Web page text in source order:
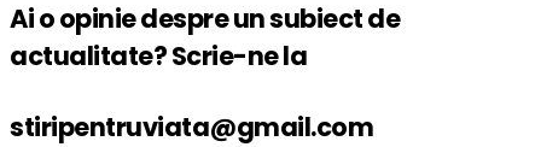
Ai o opinie despre un subiect de
actualitate? Scrie-ne la
stiripentruviata@gmail.com